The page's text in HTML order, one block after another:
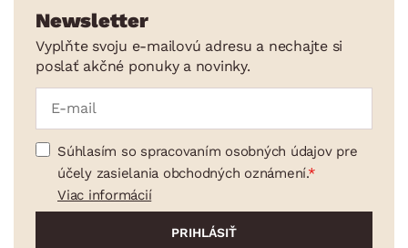
Newsletter
Vyplňte svoju e-mailovú adresu a nechajte si
poslať akčné ponuky a novinky.
Súhlasím so spracovaním osobných údajov pre
účely zasielania obchodných oznámení.
Viac informácií